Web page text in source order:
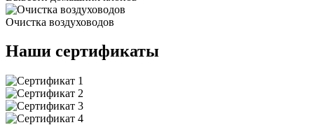
Очистка воздуховодов
Наши сертификаты